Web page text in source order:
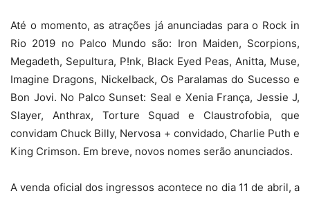
Até o momento, as atrações já anunciadas para o Rock in
Rio 2019 no Palco Mundo são: Iron Maiden, Scorpions,
Megadeth, Sepultura, P!nk, Black Eyed Peas, Anitta, Muse,
Imagine Dragons, Nickelback, Os Paralamas do Sucesso e
Bon Jovi. No Palco Sunset: Seal e Xenia França, Jessie J,
Slayer, Anthrax, Torture Squad e Claustrofobia, que
convidam Chuck Billy, Nervosa + convidado, Charlie Puth e
King Crimson. Em breve, novos nomes serão anunciados.
A venda oficial dos ingressos acontece no dia 11 de abril, a